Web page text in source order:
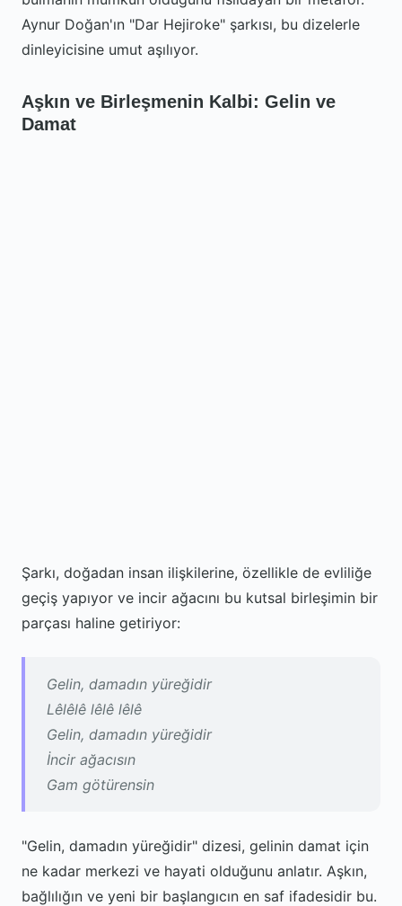
Aynur Doğan'ın "Dar Hejiroke" şarkısı, bu dizelerle
dinleyicisine umut aşılıyor.
Aşkın ve Birleşmenin Kalbi: Gelin ve
Damat
Şarkı, doğadan insan ilişkilerine, özellikle de evliliğe
geçiş yapıyor ve incir ağacını bu kutsal birleşimin bir
parçası haline getiriyor:
Gelin, damadın yüreğidir
Lêlêlê lêlê lêlê
Gelin, damadın yüreğidir
İncir ağacısın
Gam götürensin
"Gelin, damadın yüreğidir" dizesi, gelinin damat için
ne kadar merkezi ve hayati olduğunu anlatır. Aşkın,
bağlılığın ve yeni bir başlangıcın en saf ifadesidir bu.